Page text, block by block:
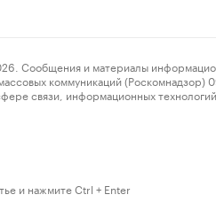
и материалы
коммуникаций
связи, информационных
и нажмите Ctrl + Enter